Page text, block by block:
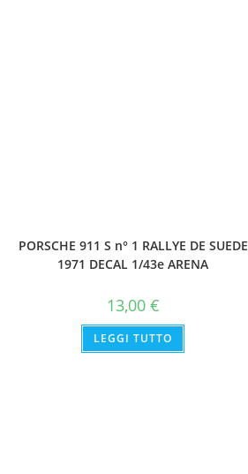
PORSCHE 911 S n° 1 RALLYE DE SUEDE
1971 DECAL 1/43e ARENA
13,00 €
LEGGI TUTTO